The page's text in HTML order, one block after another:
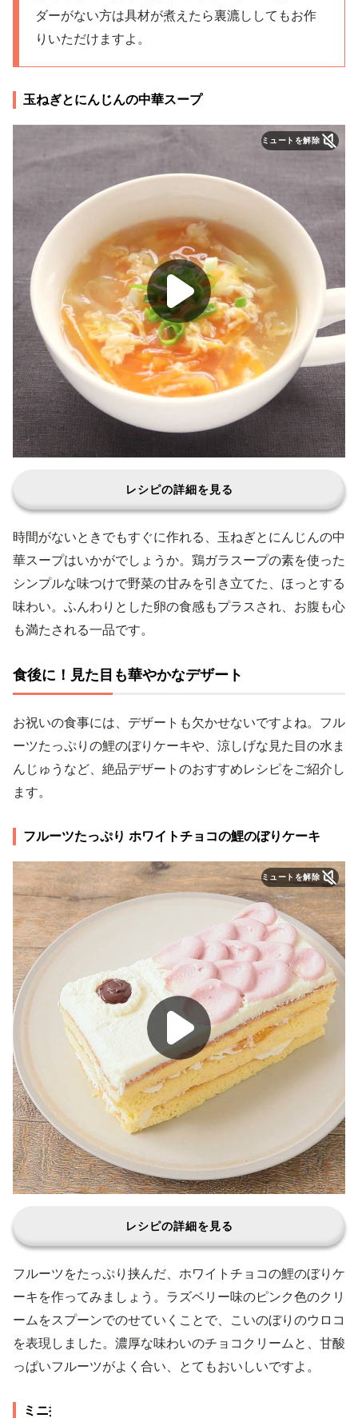
ダーがない方は具材が煮えたら裏漉ししてもお作
りいただけますよ。
玉ねぎとにんじんの中華スープ
ミュートを解除
レシピの詳細を見る
時間がないときでもすぐに作れる、玉ねぎとにんじんの中
華スープはいかがでしょうか。鶏ガラスープの素を使った
シンプルな味つけで野菜の甘みを引き立てた、ほっとする
味わい。ふんわりとした卵の食感もプラスされ、お腹も心
も満たされる一品です。
食後に！見た目も華やかなデザート
お祝いの食事には、デザートも欠かせないですよね。フル
ーツたっぷりの鯉のぼりケーキや、涼しげな見た目の水ま
んじゅうなど、絶品デザートのおすすめレシピをご紹介し
ます。
フルーツたっぷり ホワイトチョコの鯉のぼりケーキ
ミュートを解除
レシピの詳細を見る
フルーツをたっぷり挟んだ、ホワイトチョコの鯉のぼりケ
ーキを作ってみましょう。ラズベリー味のピンク色のクリ
ームをスプーンでのせていくことで、こいのぼりのウロコ
を表現しました。濃厚な味わいのチョコクリームと、甘酸
っぱいフルーツがよく合い、とてもおいしいですよ。
ミニ抹茶クリームどらやき